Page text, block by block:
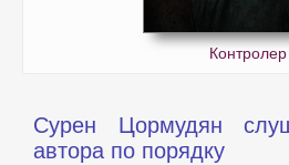
Контролер
Сурен Цормудян
автора по порядку